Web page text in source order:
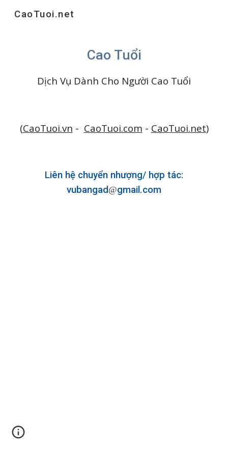
Skip to main content
CaoTuoi.net
Cao Tuổi
Dịch Vụ Dành Cho Người Cao Tuổi
(CaoTuoi.vn - CaoTuoi.com - CaoTuoi.net)
Liên hệ chuyển nhượng/ hợp tác:
vubangad @gmail.com